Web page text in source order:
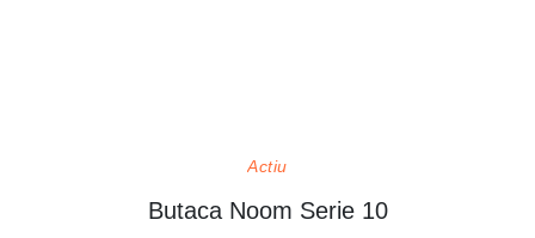
Actiu
Butaca Noom Serie 10